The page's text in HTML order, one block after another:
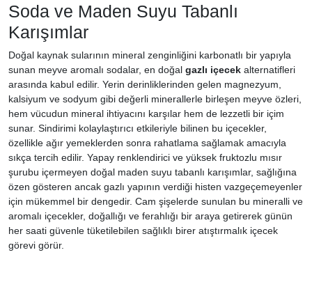
Soda ve Maden Suyu Tabanlı
Karışımlar
Doğal kaynak sularının mineral zenginliğini karbonatlı bir yapıyla
sunan meyve aromalı sodalar, en doğal gazlı içecek alternatifleri
arasında kabul edilir. Yerin derinliklerinden gelen magnezyum,
kalsiyum ve sodyum gibi değerli minerallerle birleşen meyve özleri,
hem vücudun mineral ihtiyacını karşılar hem de lezzetli bir içim
sunar. Sindirimi kolaylaştırıcı etkileriyle bilinen bu içecekler,
özellikle ağır yemeklerden sonra rahatlama sağlamak amacıyla
sıkça tercih edilir. Yapay renklendirici ve yüksek fruktozlu mısır
şurubu içermeyen doğal maden suyu tabanlı karışımlar, sağlığına
özen gösteren ancak gazlı yapının verdiği histen vazgeçemeyenler
için mükemmel bir dengedir. Cam şişelerde sunulan bu mineralli ve
aromalı içecekler, doğallığı ve ferahlığı bir araya getirerek günün
her saati güvenle tüketilebilen sağlıklı birer atıştırmalık içecek
görevi görür.